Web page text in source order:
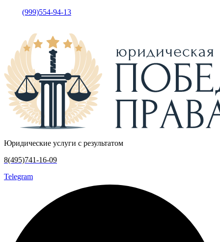
(999)554-94-13
Юридические услуги с результатом
8(495)741-16-09
Telegram